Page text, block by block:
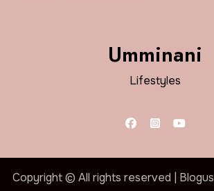
Umminani
Lifestyles
Copyright © All rights reserved | Blogus